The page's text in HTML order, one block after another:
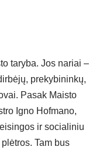
taryba. Jos nariai –
prekybininkų,
Pasak Maisto
Igno Hofmano,
ir socialiniu
Tam bus